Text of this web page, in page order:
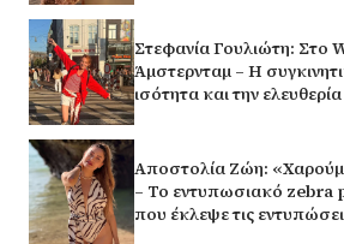
Στεφανία Γουλιώτη: Στο
Άμστερνταμ – Η
ισότητα και την ελευθερία
Αποστολία Ζώη:
– Το εντυπωσιακό
που έκλεψε τις